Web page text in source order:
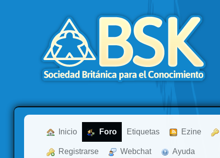
Inicio Foro Etiquetas Ezine
Registrarse Webchat Ayuda